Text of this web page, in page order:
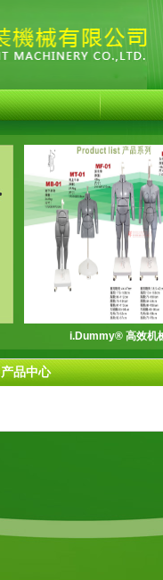
i.Dummy® 高效机
产品中心